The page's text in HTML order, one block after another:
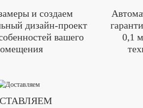
и создаем
дизайн-проект
вашего
0,1